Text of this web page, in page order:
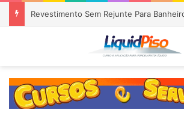
Piso Epóxi em Banheiro Anália Franco SP